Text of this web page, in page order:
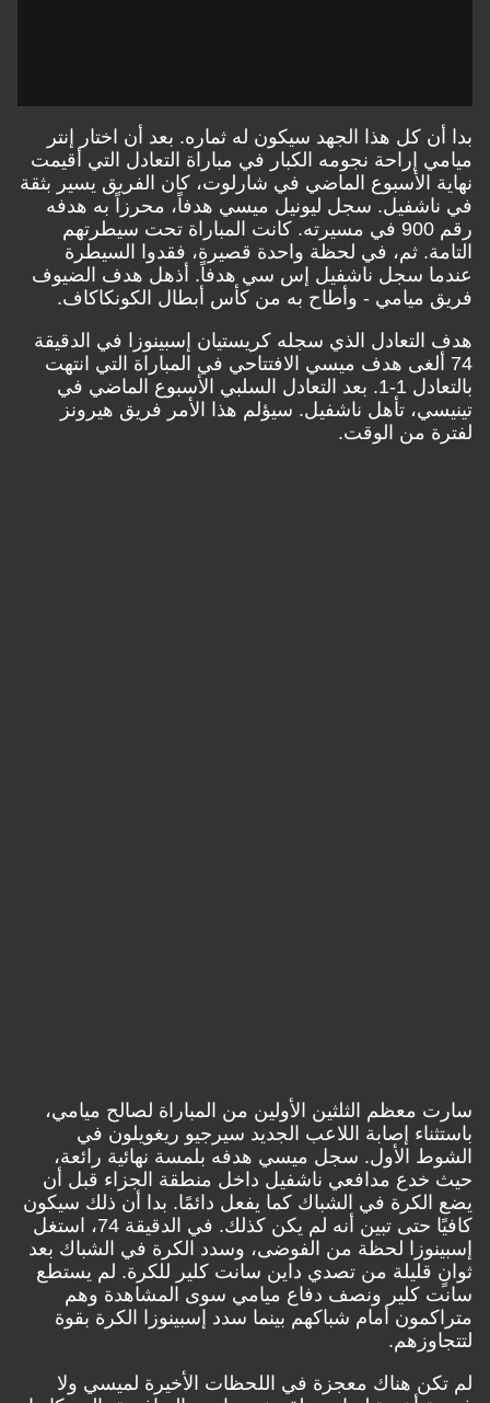
بدا أن كل هذا الجهد سيكون له ثماره. بعد أن اختار إنتر
ميامي إراحة نجومه الكبار في مباراة التعادل التي أقيمت
نهاية الأسبوع الماضي في شارلوت، كان الفريق يسير بثقة
في ناشفيل. سجل ليونيل ميسي هدفاً، محرزاً به هدفه
رقم 900 في مسيرته. كانت المباراة تحت سيطرتهم
التامة. ثم، في لحظة واحدة قصيرة، فقدوا السيطرة
عندما سجل ناشفيل إس سي هدفاً. أذهل هدف الضيوف
فريق ميامي - وأطاح به من كأس أبطال الكونكاكاف.
هدف التعادل الذي سجله كريستيان إسبينوزا في الدقيقة
74 ألغى هدف ميسي الافتتاحي في المباراة التي انتهت
بالتعادل 1-1. بعد التعادل السلبي الأسبوع الماضي في
تينيسي، تأهل ناشفيل. سيؤلم هذا الأمر فريق هيرونز
لفترة من الوقت.
سارت معظم الثلثين الأولين من المباراة لصالح ميامي،
باستثناء إصابة اللاعب الجديد سيرجيو ريغويلون في
الشوط الأول. سجل ميسي هدفه بلمسة نهائية رائعة،
حيث خدع مدافعي ناشفيل داخل منطقة الجزاء قبل أن
يضع الكرة في الشباك كما يفعل دائمًا. بدا أن ذلك سيكون
كافيًا حتى تبين أنه لم يكن كذلك. في الدقيقة 74، استغل
إسبينوزا لحظة من الفوضى، وسدد الكرة في الشباك بعد
ثوانٍ قليلة من تصدي داين سانت كلير للكرة. لم يستطع
سانت كلير ونصف دفاع ميامي سوى المشاهدة وهم
متراكمون أمام شباكهم بينما سدد إسبينوزا الكرة بقوة
لتتجاوزهم.
لم تكن هناك معجزة في اللحظات الأخيرة لميسي ولا